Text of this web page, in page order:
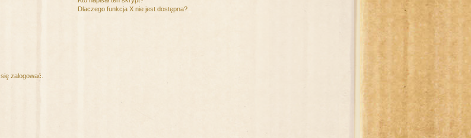
zalogować.
Dlaczego funkcja X nie jest dostępna?